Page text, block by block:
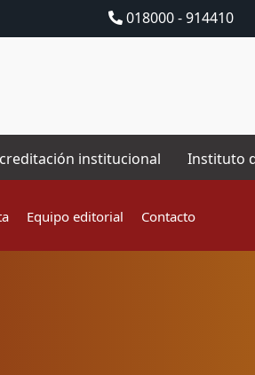
018000 - 914410
institucional Instituto
Equipo editorial Contacto